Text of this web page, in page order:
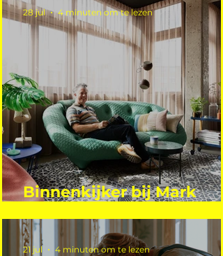
Binnenkijker bij Mark
28 jul 4 minuten om te lezen
21 jul 4 minuten om te lezen